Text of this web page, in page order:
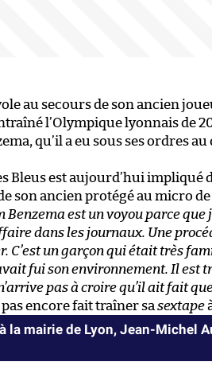
au secours de son ancien
l’Olympique lyonnais de
qu’il a eu sous ses ordres
Bleus est aujourd’hui
son ancien protégé au micro de
est un voyou parce que
dans les journaux. Une
C’est un garçon qui était très
fui son environnement. Il est
pas à croire qu’il ait fait
encore fait traîner sa sextape
la mairie de Lyon, Jean-Michel